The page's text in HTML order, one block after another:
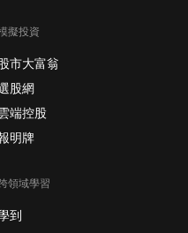
擬投資
市大富翁
股網
端控股
明牌
領域學習
到